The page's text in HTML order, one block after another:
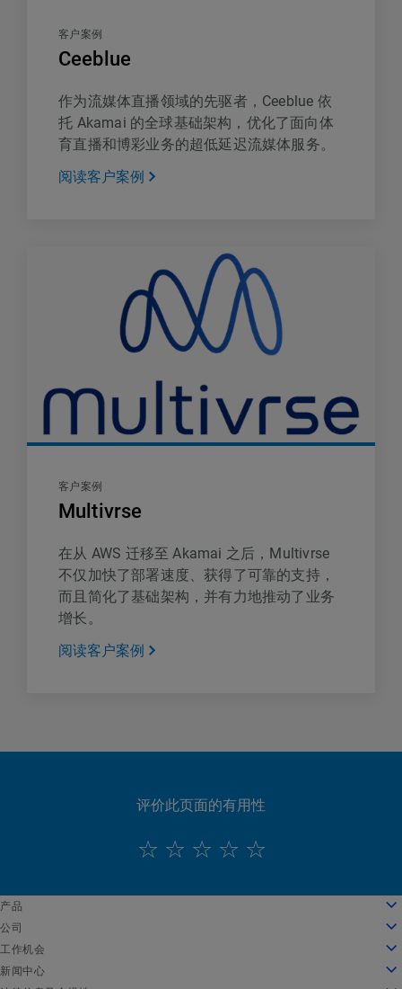
客户案例
Ceeblue
作为流媒体直播领域的先驱者，Ceeblue 依
托 Akamai 的全球基础架构，优化了面向体
育直播和博彩业务的超低延迟流媒体服务。
阅读客户案例
客户案例
Multivrse
在从 AWS 迁移至 Akamai 之后，Multivrse
不仅加快了部署速度、获得了可靠的支持，
而且简化了基础架构，并有力地推动了业务
增长。
阅读客户案例
评价此页面的有用性
产品
云计算
安全性
内容交付
所有产品和试用机会
公司
关于我们
公司发展历程
领导团队
工作机会
工作机会
在 Akamai 工作
新闻中心
新闻中心
English
Deutsch
Español
Français
Italiano